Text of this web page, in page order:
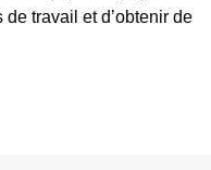
travail et d’obtenir de